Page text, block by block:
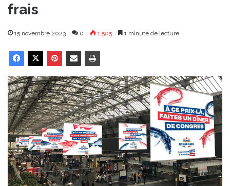
frais
15 novembre 2023 0 1 505 1 minute de lecture